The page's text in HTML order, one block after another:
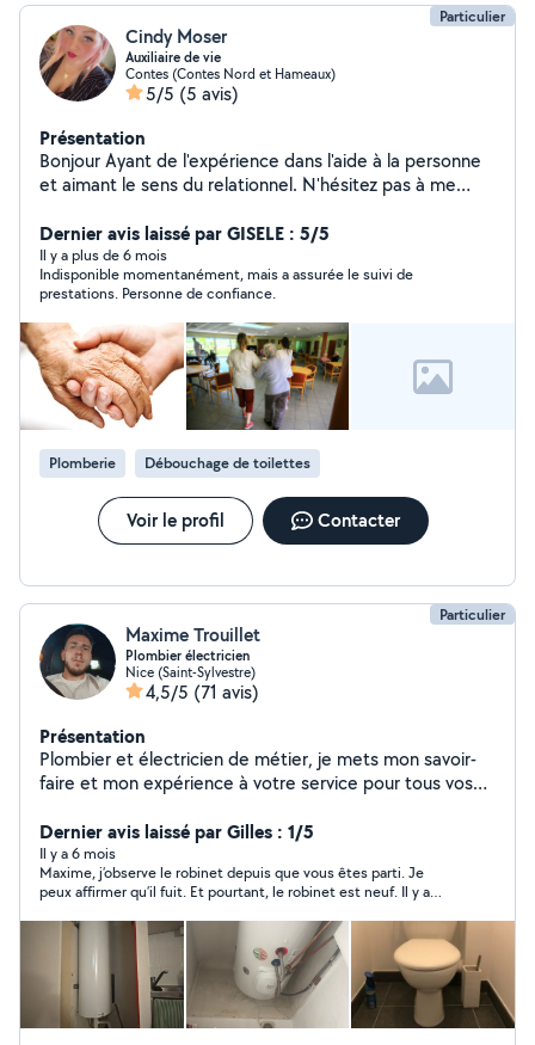
Particulier
Cindy Moser
Auxiliaire de vie
Contes (Contes Nord et Hameaux)
5/5 (5 avis)
Présentation
Bonjour Ayant de l'expérience dans l'aide à la personne
et aimant le sens du relationnel. N'hésitez pas à me
Dernier avis laissé par GISELE : 5/5
Il y a plus de 6 mois
Indisponible momentanément, mais a assurée le suivi de
prestations. Personne de confiance.
Plomberie Débouchage de toilettes
Voir le profil Contacter
Particulier
Maxime Trouillet
Plombier électricien
Nice (Saint-Sylvestre)
4,5/5 (71 avis)
Présentation
Plombier et électricien de métier, je mets mon savoir-
faire et mon expérience à votre service pour tous vos
Dernier avis laissé par Gilles : 1/5
Il y a 6 mois
Maxime, j’observe le robinet depuis que vous êtes parti. Je
peux affirmer qu’il fuit. Et pourtant, le robinet est neuf. Il y a
humide. Pensez-vous vraiment que cela mérite 40 euros ? Je
suis obligée de trouver quelqu’un pour refaire votre travail. J’ai
peur que le mur s’abîme. La première fois, il y a cinq ans, vous
aviez bien fait votre travail. Cette fois-ci, vous vous en êtes
moqué. Vous avez profité du fait que je suis étrangère et que
mon mari n’était pas à la maison. Vous n’avez même pas vérifié